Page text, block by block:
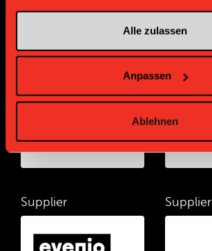
Alle zulassen
Anpassen
Ablehnen
Supplier Supplier
Supplier Supplier